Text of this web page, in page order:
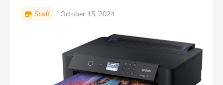
Staff October 15, 2024